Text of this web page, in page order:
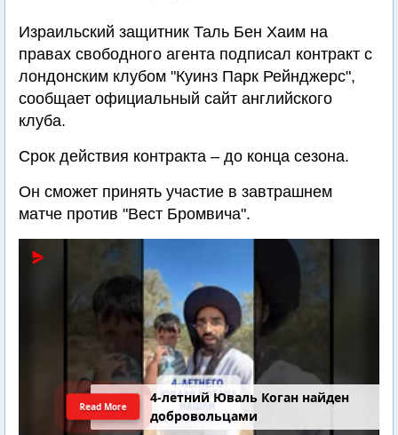
Израильский защитник Таль Бен Хаим на
правах свободного агента подписал контракт с
лондонским клубом "Куинз Парк Рейнджерс",
сообщает официальный сайт английского
клуба.
Срок действия контракта – до конца сезона.
Он сможет принять участие в завтрашнем
матче против "Вест Бромвича".
4-летний Юваль Коган найден
добровольцами
Read More